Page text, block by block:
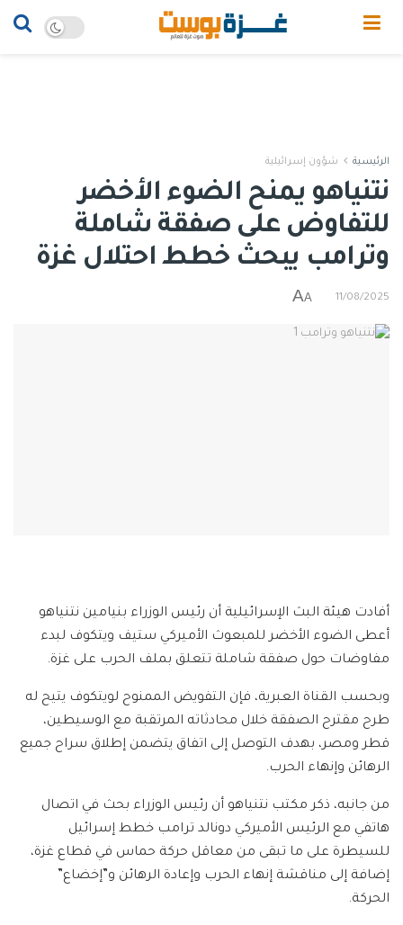
الرئيسية شؤون إسرائيلية
نتنياهو يمنح الضوء الأخضر
للتفاوض على صفقة شاملة
وترامب يبحث خطط احتلال غزة
11/08/2025
A
A
أفادت هيئة البث الإسرائيلية أن رئيس الوزراء بنيامين نتنياهو
أعطى الضوء الأخضر للمبعوث الأميركي ستيف ويتكوف لبدء
مفاوضات حول صفقة شاملة تتعلق بملف الحرب على غزة.
وبحسب القناة العبرية، فإن التفويض الممنوح لويتكوف يتيح له
طرح مقترح الصفقة خلال محادثاته المرتقبة مع الوسيطين،
قطر ومصر، بهدف التوصل إلى اتفاق يتضمن إطلاق سراح جميع
الرهائن وإنهاء الحرب.
من جانبه، ذكر مكتب نتنياهو أن رئيس الوزراء بحث في اتصال
هاتفي مع الرئيس الأميركي دونالد ترامب خطط إسرائيل
للسيطرة على ما تبقى من معاقل حركة حماس في قطاع غزة،
إضافة إلى مناقشة إنهاء الحرب وإعادة الرهائن و”إخضاع”
الحركة.